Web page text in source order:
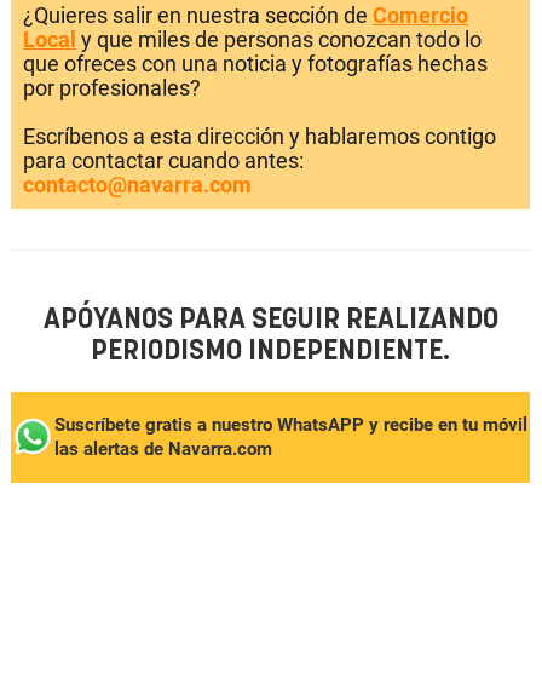
¿Quieres salir en nuestra sección de Comercio
Local y que miles de personas conozcan todo lo
que ofreces con una noticia y fotografías hechas
por profesionales?
Escríbenos a esta dirección y hablaremos contigo
para contactar cuando antes:
contacto@navarra.com
APÓYANOS PARA SEGUIR REALIZANDO
PERIODISMO INDEPENDIENTE.
Suscríbete gratis a nuestro WhatsAPP y recibe en tu móvil
las alertas de Navarra.com